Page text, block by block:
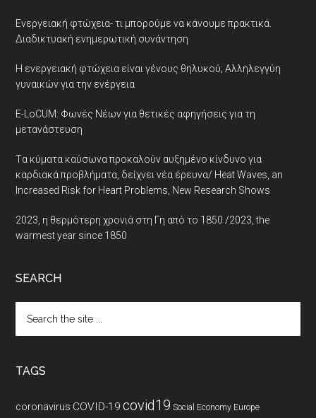
Ενεργειακή φτώχεια- τι μπορούμε να κάνουμε πρακτικά.
Διαδικτυακή ενημερωτική συνάντηση
Η ενεργειακή φτώχεια είναι γένους θηλυκού; Αλληλεγγύη
γυναικών για την ενέργεια
E-LoCUM: Φωνές Νέων για θετικές αφηγήσεις για τη
μετανάστευση
Tα κύματα καύσωνα προκαλούν αυξημένο κίνδυνο για
καρδιακά προβλήματα, δείχνει νέα έρευνα/ Heat Waves, an
Increased Risk for Heart Problems, New Research Shows
2023, η θερμότερη χρονιά στη Γη από το 1850 /2023, the
warmest year since 1850
SEARCH
the
TAGS
coronavirus COVID-19 covid19 Social Economy Europe